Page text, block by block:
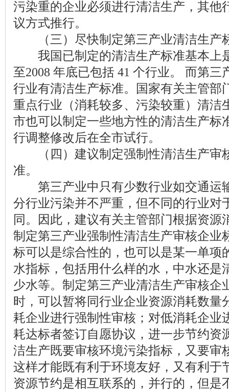
污染重的企业必须进行清洁生产，其他
议方式推行。
（三）尽快制定第三产业清洁生产
我国已制定的清洁生产标准基本上
至2008 年底已包括 41 个行业。 而第
行业有清洁生产标准。国家有关主管部
重点行业（消耗较多、污染较重）清洁
市也可以制定一些地方性的清洁生产标
行调整修改后在全市试行。
（四）建议制定强制性清洁生产审
准。
第三产业中只有少数行业如交通运
分行业污染并不严重，但不同的行业对
同。因此，建议有关主管部门根据资源
制定第三产业强制性清洁生产审核企业
标可以是综合性的，也可以是某一单项
水指标，包括用什么样的水，中水还是
少水等。制定第三产业清洁生产审核企
时，可以暂将同行业企业资源消耗数量
耗企业进行强制性审核；对低消耗企业
耗达标者签订自愿协议，进一步节约资
洁生产既要审核环境污染指标，又要审
这样才能既有利于环境友好，又有利于
资源节约是相互联系的，并行的，但是